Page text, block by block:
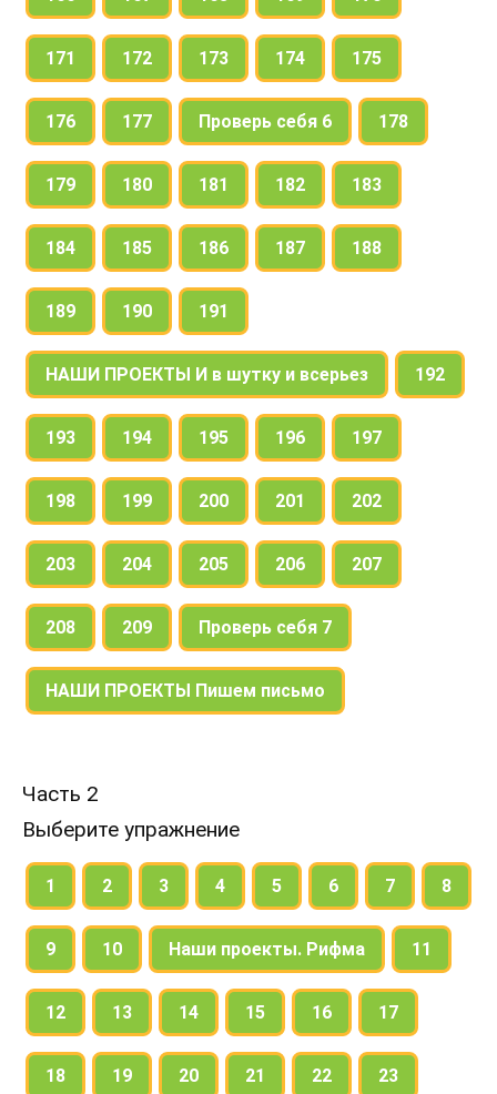
171 172 173 174 175
176 177 Проверь себя 6 178
179 180 181 182 183
184 185 186 187 188
189 190 191
НАШИ ПРОЕКТЫ И в шутку и всерьез 192
193 194 195 196 197
198 199 200 201 202
203 204 205 206 207
208 209 Проверь себя 7
НАШИ ПРОЕКТЫ Пишем письмо
Часть 2
Выберите упражнение
1 2 3 4 5 6 7 8
9 10 Наши проекты. Рифма 11
12 13 14 15 16 17
18 19 20 21 22 23